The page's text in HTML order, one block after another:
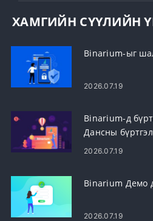
ХАМГИЙН СҮҮЛИЙН
Binarium-ыг
2026.07.19
Binarium-д
Дансны
2026.07.19
Binarium Демо
2026.07.19